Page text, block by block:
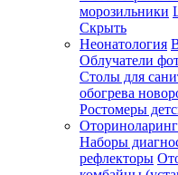
менеджер
Отслеживание
статуса
заказа
морозильники
Скрыть
Неонатология
Облучатели
Столы для
обогрева
Ростомеры
Наборы
рефлекторы